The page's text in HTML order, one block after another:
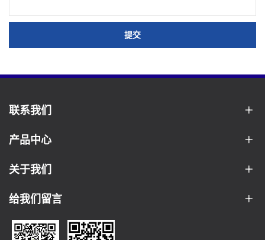
提交
联系我们
产品中心
关于我们
给我们留言